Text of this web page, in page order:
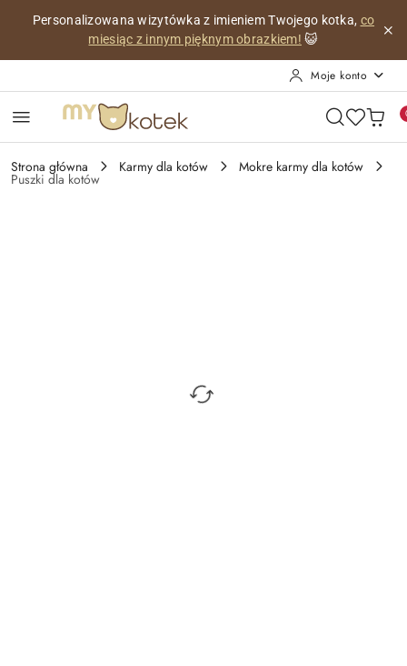
Przejdź do treści głównej
Przejdź do wyszukiwarki
Przejdź do moje konto
Przejdź do menu głównego
Przejdź do opisu produktu
Przejdź do stopki
Personalizowana wizytówka z imieniem Twojego kotka, co
miesiąc z innym pięknym obrazkiem! 😺
Moje konto
Strona główna Karmy dla kotów Mokre karmy dla kotów
Puszki dla kotów